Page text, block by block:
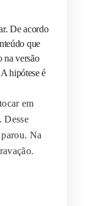
De acordo
que
na versão
hipótese é
em
Desse
Na